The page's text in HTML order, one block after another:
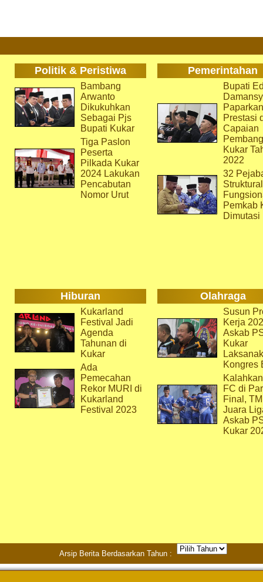
Politik & Peristiwa Pemerintahan
Bambang
Arwanto
Dikukuhkan
Sebagai Pjs
Bupati Kukar
Tiga Paslon
Peserta
Pilkada Kukar
2024 Lakukan
Pencabutan
Nomor Urut
Bupati
Paparkan
Prestasi
Capaian
Kukar
2022
32
Pemkab
Dimutasi
Hiburan Olahraga
Kukarland
Festival Jadi
Agenda
Tahunan di
Kukar
Ada
Pemecahan
Rekor MURI di
Kukarland
Festival 2023
Susun
Kerja
Askab
Kukar
Kongres
FC di
Final,
Juara
Askab
Kukar
Arsip Berita Berdasarkan Tahun :